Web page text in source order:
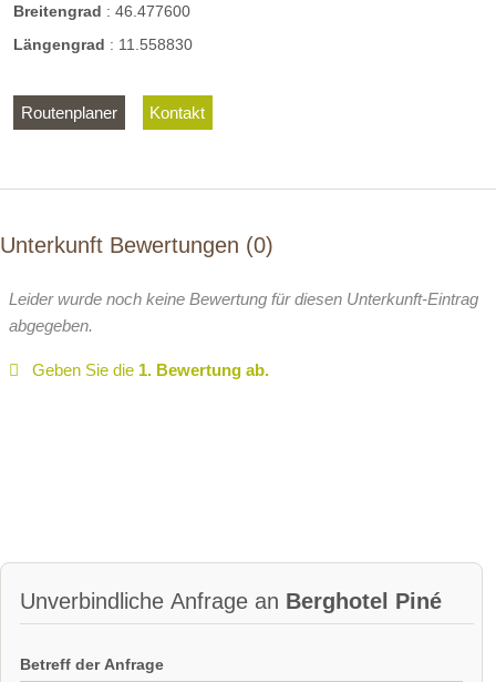
Breitengrad : 46.477600
Längengrad : 11.558830
Routenplaner Kontakt
Unterkunft Bewertungen 0
Leider wurde noch keine Bewertung für diesen Unterkunft-Eintrag
abgegeben.
Geben Sie die 1. Bewertung ab.
Unverbindliche Anfrage an Berghotel Piné
Betreff der Anfrage